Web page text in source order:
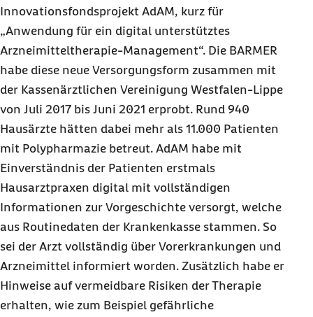
Innovationsfondsprojekt AdAM, kurz für
„Anwendung für ein digital unterstütztes
Arzneimitteltherapie-Management“. Die BARMER
habe diese neue Versorgungsform zusammen mit
der Kassenärztlichen Vereinigung Westfalen-Lippe
von Juli 2017 bis Juni 2021 erprobt. Rund 940
Hausärzte hätten dabei mehr als 11.000 Patienten
mit Polypharmazie betreut. AdAM habe mit
Einverständnis der Patienten erstmals
Hausarztpraxen digital mit vollständigen
Informationen zur Vorgeschichte versorgt, welche
aus Routinedaten der Krankenkasse stammen. So
sei der Arzt vollständig über Vorerkrankungen und
Arzneimittel informiert worden. Zusätzlich habe er
Hinweise auf vermeidbare Risiken der Therapie
erhalten, wie zum Beispiel gefährliche